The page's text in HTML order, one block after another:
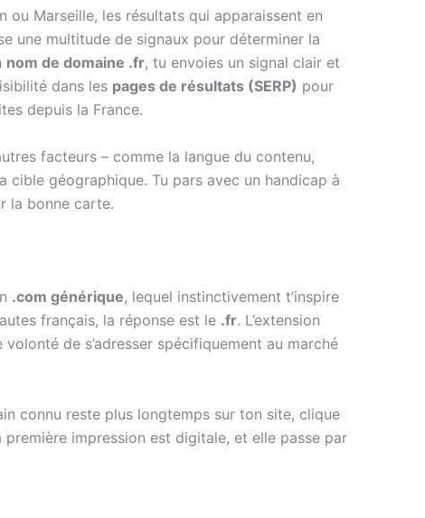
ou Marseille, les résultats qui apparaissent en
une multitude de signaux pour déterminer la
nom de domaine .fr, tu envoies un signal clair et
dans les pages de résultats (SERP) pour
depuis la France.
facteurs – comme la langue du contenu,
cible géographique. Tu pars avec un handicap à
la bonne carte.
.com générique, lequel instinctivement t’inspire
français, la réponse est le .fr. L’extension
de s’adresser spécifiquement au marché
connu reste plus longtemps sur ton site, clique
impression est digitale, et elle passe par